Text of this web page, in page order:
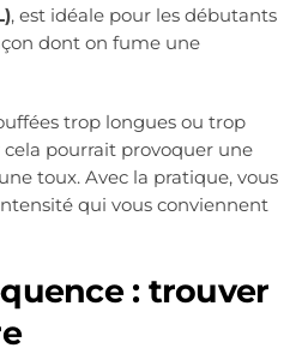
, est idéale pour les débutants
dont on fume une
trop longues ou trop
pourrait provoquer une
toux. Avec la pratique, vous
qui vous conviennent
: trouver